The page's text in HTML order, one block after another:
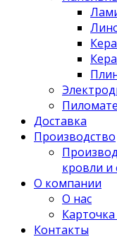
Доставка
Производство
кровли и
О компании
О нас
Контакты